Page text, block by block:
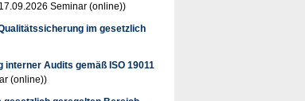
Seminar (online))
im gesetzlich
Audits gemäß ISO 19011
(online))